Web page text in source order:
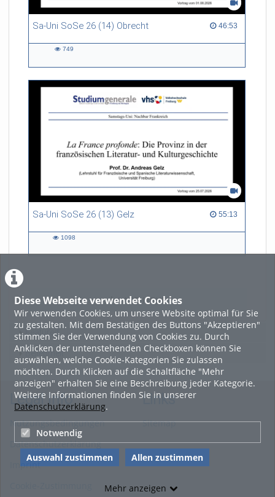
Diese Webseite verwendet Cookies
Wir verwenden Cookies, um unsere Website optimal für Sie
zu gestalten. Mit dem Bestätigen des Buttons "Akzeptieren"
stimmen Sie der Verwendung von Cookies zu. Durch
Anklicken der untenstehenden Checkboxen können Sie
auswählen, welche Cookie-Kategorien Sie zulassen
möchten. Durch Klicken auf die Schaltfläche "Mehr
anzeigen" erhalten Sie eine Beschreibung jeder Kategorie.
Weitere Informationen finden Sie in unserer
Datenschutzerklärung.
Notwendig
Auswahl zustimmen Allen zustimmen
Mehr anzeigen
Sa-Uni SoSe 26 (14) Obrecht 46:53
46:53 duration
749
Sa-Uni SoSe 26 (13) Gelz 55:13
55:13 duration
1098
LADE MEHR
Featured
Beliebtheit
Legal Info
Nutzungsbedingungen
Datenschutzerklärung
Imprint
Links
Sitemap